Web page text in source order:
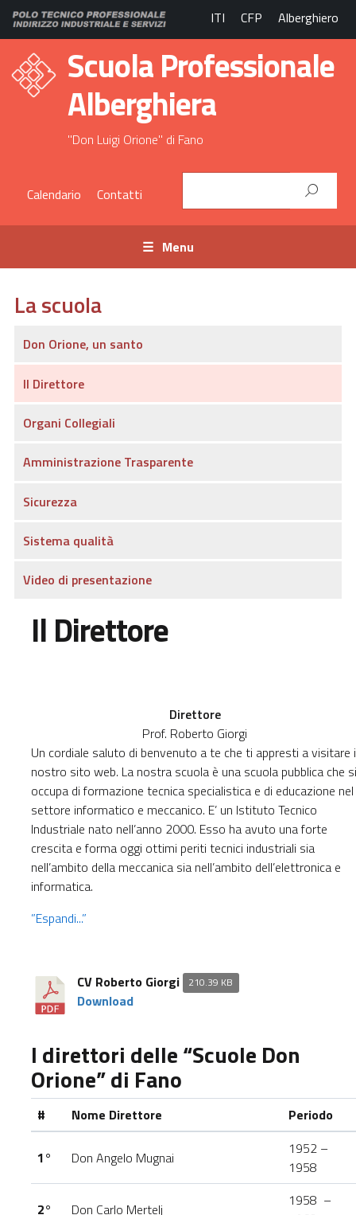
ITI CFP Alberghiero
Scuola Professionale
Alberghiera
"Don Luigi Orione" di Fano
Calendario Contatti
Menu
La scuola
Don Orione, un santo
Il Direttore
Organi Collegiali
Amministrazione Trasparente
Sicurezza
Sistema qualità
Video di presentazione
Il Direttore
Direttore
Prof. Roberto Giorgi
Un cordiale saluto di benvenuto a te che ti appresti a visitare
nostro sito web. La nostra scuola è una scuola pubblica che
occupa di formazione tecnica specialistica e di educazione nel
settore informatico e meccanico. E’ un Istituto Tecnico
Industriale nato nell’anno 2000. Esso ha avuto una forte
crescita e forma oggi ottimi periti tecnici industriali sia
nell’ambito della meccanica sia nell’ambito dell’elettronica e
informatica.
”Espandi...”
CV Roberto Giorgi 210.39 KB
Download
I direttori delle “Scuole Don
Orione” di Fano
# Nome Direttore Periodo
1° Don Angelo Mugnai
1952 –
1958
2° Don Carlo Mertelj
1958 –